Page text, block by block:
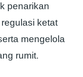
penarikan
ketat
mengelola
rumit.